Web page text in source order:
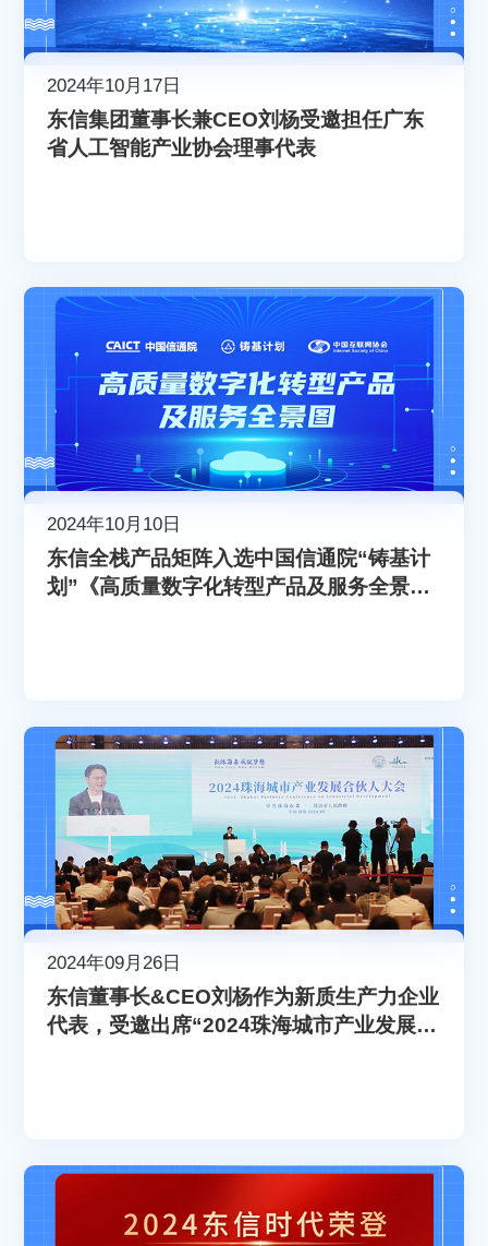
2024年10月17日
东信集团董事长兼CEO刘杨受邀担任广东
省人工智能产业协会理事代表
2024年10月10日
东信全栈产品矩阵入选中国信通院“铸基计
划”《高质量数字化转型产品及服务全景
2024年09月26日
东信董事长&CEO刘杨作为新质生产力企业
代表，受邀出席“2024珠海城市产业发展合